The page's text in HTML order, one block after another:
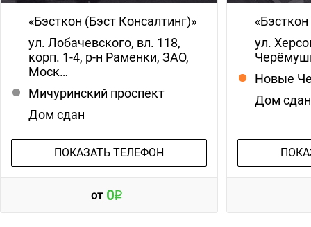
«Бэсткон (Бэст Консалтинг)»
ул. Лобачевского, вл. 118,
корп. 1-4, р-н Раменки, ЗАО,
Моск…
Мичуринский проспект
Дом сдан
ПОКАЗАТЬ ТЕЛЕФОН
от 0
ул.
Новые
Дом сдан